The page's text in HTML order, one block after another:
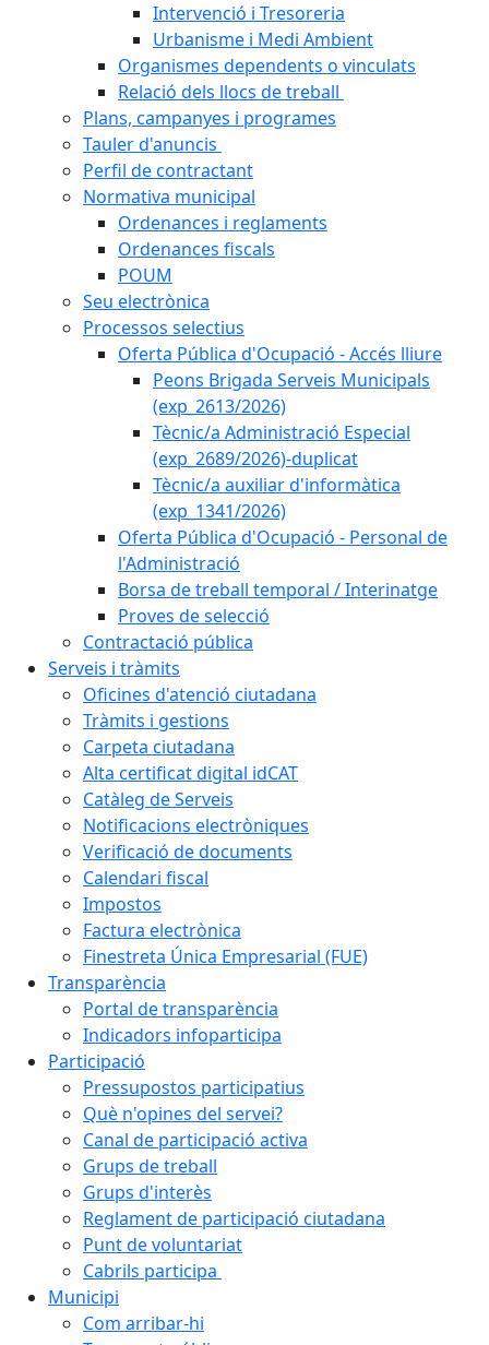
Intervenció i Tresoreria
Urbanisme i Medi Ambient
Organismes dependents o vinculats
Relació dels llocs de treball
Plans, campanyes i programes
Tauler d'anuncis
Perfil de contractant
Normativa municipal
Ordenances i reglaments
Ordenances fiscals
POUM
Seu electrònica
Processos selectius
Oferta Pública d'Ocupació - Accés lliure
Peons Brigada Serveis Municipals
(exp_2613/2026)
Tècnic/a Administració Especial
(exp_2689/2026)-duplicat
Tècnic/a auxiliar d'informàtica
(exp_1341/2026)
Oferta Pública d'Ocupació - Personal de
l'Administració
Borsa de treball temporal / Interinatge
Proves de selecció
Contractació pública
Serveis i tràmits
Oficines d'atenció ciutadana
Tràmits i gestions
Carpeta ciutadana
Alta certificat digital idCAT
Catàleg de Serveis
Notificacions electròniques
Verificació de documents
Calendari fiscal
Impostos
Factura electrònica
Finestreta Única Empresarial (FUE)
Transparència
Portal de transparència
Indicadors infoparticipa
Participació
Pressupostos participatius
Què n'opines del servei?
Canal de participació activa
Grups de treball
Grups d'interès
Reglament de participació ciutadana
Punt de voluntariat
Cabrils participa
Municipi
Com arribar-hi